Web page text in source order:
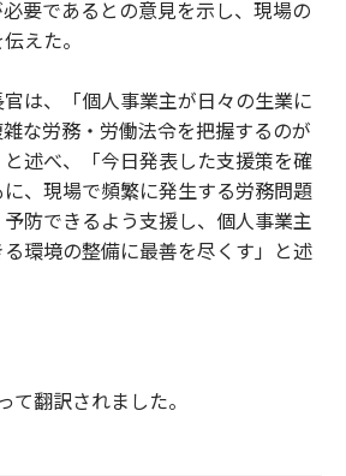
要であるとの意見を示し、現場の
えた。
は、「個人事業主が日々の生業に
な労務・労働法令を把握するのが
述べ、「今日発表した支援策を確
、現場で頻繁に発生する労務問題
防できるよう支援し、個人事業主
環境の整備に最善を尽くす」と述
て翻訳されました。